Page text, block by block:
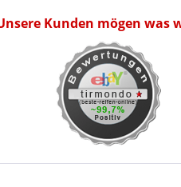
Kunden mögen was